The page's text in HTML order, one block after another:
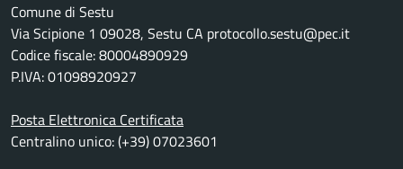
Comune di Sestu
Via Scipione 1 09028, Sestu CA protocollo.sestu@pec.it
Codice fiscale: 80004890929
P.IVA: 01098920927
Posta Elettronica Certificata
Centralino unico: (+39) 07023601